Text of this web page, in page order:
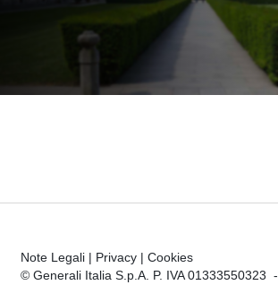
Note Legali | Privacy | Cookies
© Generali Italia S.p.A. P. IVA 01333550323 -